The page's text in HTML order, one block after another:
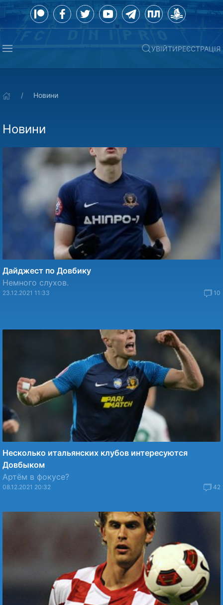
УВІЙТИРЕЄСТРАЦІЯ
Новини
Новини
Дайджест по Довбику
Немного слухов.
23.12.2021 11:33 10
Несколько итальянских клубов интересуются
Довбыком
Артём в фокусе?
08.12.2021 20:32 42